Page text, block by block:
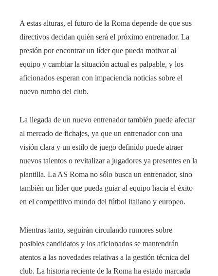
A estas alturas, el futuro de la Roma depende de que sus
directivos decidan quién será el próximo entrenador. La
presión por encontrar un líder que pueda motivar al
equipo y cambiar la situación actual es palpable, y los
aficionados esperan con impaciencia noticias sobre el
nuevo rumbo del club.
La llegada de un nuevo entrenador también puede afectar
al mercado de fichajes, ya que un entrenador con una
visión clara y un estilo de juego definido puede atraer
nuevos talentos o revitalizar a jugadores ya presentes en la
plantilla. La AS Roma no sólo busca un entrenador, sino
también un líder que pueda guiar al equipo hacia el éxito
en el competitivo mundo del fútbol italiano y europeo.
Mientras tanto, seguirán circulando rumores sobre
posibles candidatos y los aficionados se mantendrán
atentos a las novedades relativas a la gestión técnica del
club. La historia reciente de la Roma ha estado marcada